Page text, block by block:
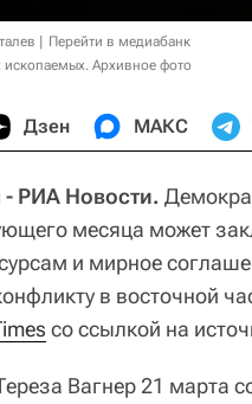
Перейти в медиабанк
Архивное фото
Дзен МАКС
РИА Новости.
месяца может
и мирное
в восточной
со ссылкой на
Вагнер 21 марта